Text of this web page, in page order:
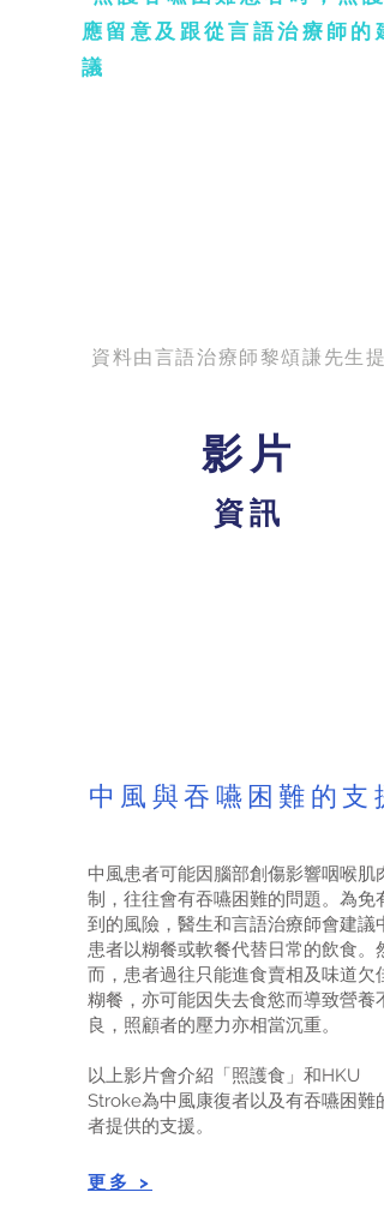
應留意及跟從言語治療師的
議
資料由言語治療師黎頌謙先生提
影片
資訊
中風與吞嚥困難的支
中風患者可能因腦部創傷影響咽喉肌
制，往往會有吞嚥困難的問題。為免
到的風險，醫生和言語治療師會建議
患者以糊餐或軟餐代替日常的飲食。然
而，患者過往只能進食賣相及味道欠
糊餐，亦可能因失去食慾而導致營養不
良，照顧者的壓力亦相當沉重。
以上影片會介紹「照護食」和HKU
Stroke為中風康復者以及有吞嚥困難
者提供的支援。
​​更多 >